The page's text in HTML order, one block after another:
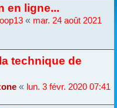
en ligne...
« mar. 24 août 2021
technique de
« lun. 3 févr. 2020 07:41